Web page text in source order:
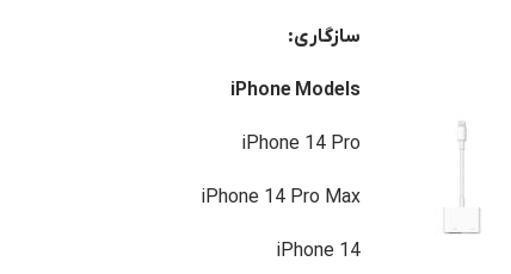
سازگاری:
iPhone Models
iPhone 14 Pro
iPhone 14 Pro Max
iPhone 14